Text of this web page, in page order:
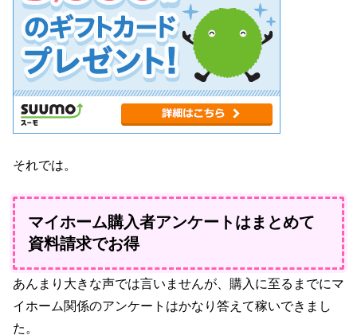
それでは。
マイホーム購入者アンケートはまとめて
資料請求でお得
あんまり大きな声では言いませんが、購入に至るまでにマ
イホーム関係のアンケートはかなり答えて稼いできまし
た。